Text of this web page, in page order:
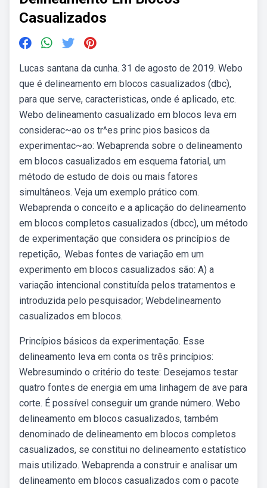
Casualizados
Lucas santana da cunha. 31 de agosto de 2019. Webo
que é delineamento em blocos casualizados (dbc),
para que serve, caracteristicas, onde é aplicado, etc.
Webo delineamento casualizado em blocos leva em
considerac~ao os tr^es princ pios basicos da
experimentac~ao: Webaprenda sobre o delineamento
em blocos casualizados em esquema fatorial, um
método de estudo de dois ou mais fatores
simultâneos. Veja um exemplo prático com.
Webaprenda o conceito e a aplicação do delineamento
em blocos completos casualizados (dbcc), um método
de experimentação que considera os princípios de
repetição,. Webas fontes de variação em um
experimento em blocos casualizados são: A) a
variação intencional constituída pelos tratamentos e
introduzida pelo pesquisador; Webdelineamento
casualizados em blocos.
Princípios básicos da experimentação. Esse
delineamento leva em conta os três princípios:
Webresumindo o critério do teste: Desejamos testar
quatro fontes de energia em uma linhagem de ave para
corte. É possível conseguir um grande número. Webo
delineamento em blocos casualizados, também
denominado de delineamento em blocos completos
casualizados, se constitui no delineamento estatístico
mais utilizado. Webaprenda a construir e analisar um
delineamento em blocos casualizados com o pacote